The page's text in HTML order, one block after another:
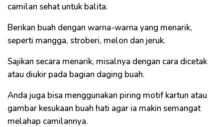
camilan sehat untuk balita.
Berikan buah dengan warna-warna yang menarik,
seperti mangga, stroberi, melon dan jeruk.
Sajikan secara menarik, misalnya dengan cara dicetak
atau diukir pada bagian daging buah.
Anda juga bisa menggunakan piring motif kartun atau
gambar kesukaan buah hati agar ia makin semangat
melahap camilannya.